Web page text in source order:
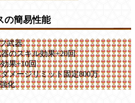
の簡易性能
武器
のスキル効果+20回
果+10回
メージリミット固定800万
化